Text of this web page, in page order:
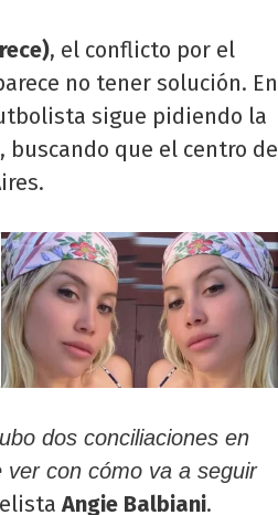
, el conflicto por el
no tener solución. En
sigue pidiendo la
que el centro de
dos conciliaciones en
con cómo va a seguir
Angie Balbiani.